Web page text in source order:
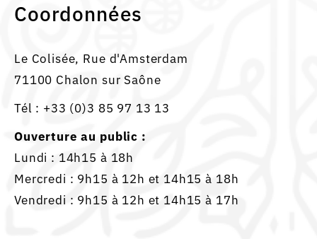
Coordonnées
Le Colisée, Rue d'Amsterdam
71100 Chalon sur Saône
Tél : +33 (0)3 85 97 13 13
Ouverture au public :
Lundi : 14h15 à 18h
Mercredi : 9h15 à 12h et 14h15 à 18h
Vendredi : 9h15 à 12h et 14h15 à 17h